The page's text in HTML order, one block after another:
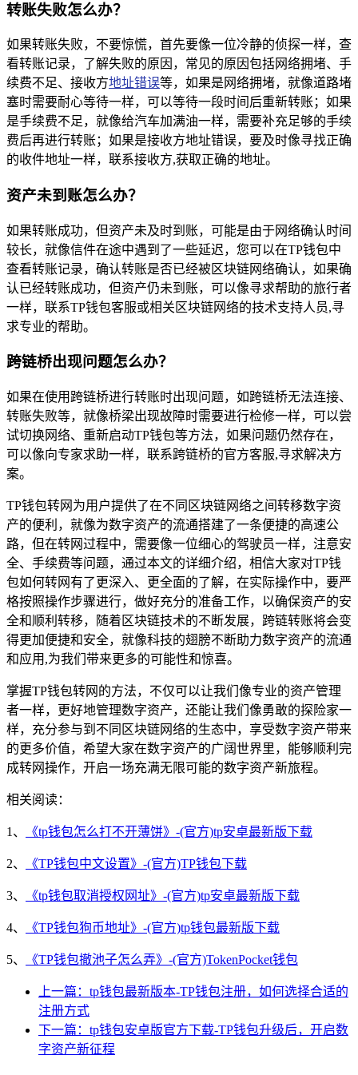
转账失败怎么办？
如果转账失败，不要惊慌，首先要像一位冷静的侦探一样，查
看转账记录，了解失败的原因，常见的原因包括网络拥堵、手
续费不足、接收方地址错误等，如果是网络拥堵，就像道路堵
塞时需要耐心等待一样，可以等待一段时间后重新转账；如果
是手续费不足，就像给汽车加满油一样，需要补充足够的手续
费后再进行转账；如果是接收方地址错误，要及时像寻找正确
的收件地址一样，联系接收方,获取正确的地址。
资产未到账怎么办？
如果转账成功，但资产未及时到账，可能是由于网络确认时间
较长，就像信件在途中遇到了一些延迟，您可以在TP钱包中
查看转账记录，确认转账是否已经被区块链网络确认，如果确
认已经转账成功，但资产仍未到账，可以像寻求帮助的旅行者
一样，联系TP钱包客服或相关区块链网络的技术支持人员,寻
求专业的帮助。
跨链桥出现问题怎么办？
如果在使用跨链桥进行转账时出现问题，如跨链桥无法连接、
转账失败等，就像桥梁出现故障时需要进行检修一样，可以尝
试切换网络、重新启动TP钱包等方法，如果问题仍然存在，
可以像向专家求助一样，联系跨链桥的官方客服,寻求解决方
案。
TP钱包转网为用户提供了在不同区块链网络之间转移数字资
产的便利，就像为数字资产的流通搭建了一条便捷的高速公
路，但在转网过程中，需要像一位细心的驾驶员一样，注意安
全、手续费等问题，通过本文的详细介绍，相信大家对TP钱
包如何转网有了更深入、更全面的了解，在实际操作中，要严
格按照操作步骤进行，做好充分的准备工作，以确保资产的安
全和顺利转移，随着区块链技术的不断发展，跨链转账将会变
得更加便捷和安全，就像科技的翅膀不断助力数字资产的流通
和应用,为我们带来更多的可能性和惊喜。
掌握TP钱包转网的方法，不仅可以让我们像专业的资产管理
者一样，更好地管理数字资产，还能让我们像勇敢的探险家一
样，充分参与到不同区块链网络的生态中，享受数字资产带来
的更多价值，希望大家在数字资产的广阔世界里，能够顺利完
成转网操作，开启一场充满无限可能的数字资产新旅程。
相关阅读：
1、 《tp钱包怎么打不开薄饼》-(官方)tp安卓最新版下载
2、 《TP钱包中文设置》-(官方)TP钱包下载
3、 《tp钱包取消授权网址》-(官方)tp安卓最新版下载
4、 《TP钱包狗币地址》-(官方)tp钱包最新版下载
5、 《TP钱包撤池子怎么弄》-(官方)TokenPocket钱包
上一篇：tp钱包最新版本-TP钱包注册，如何选择合适的
注册方式
下一篇：tp钱包安卓版官方下载-TP钱包升级后，开启数
字资产新征程